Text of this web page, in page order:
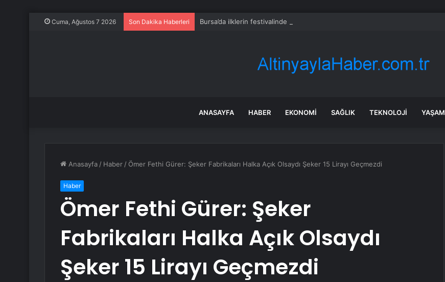
Cuma, Ağustos 7 2026 Son Dakika Haberleri Bursa’da ilklerin festivalinde çocuklar da şen şakrak
ANASAYFA HABER EKONOMI SAĞLIK TEKNOLOJI YAŞAM
Anasayfa / Haber / Ömer Fethi Gürer: Şeker Fabrikaları Halka Açık Olsaydı Şeker 15 Lirayı Geçmezdi
Haber
Ömer Fethi Gürer: Şeker
Fabrikaları Halka Açık Olsaydı
Şeker 15 Lirayı Geçmezdi